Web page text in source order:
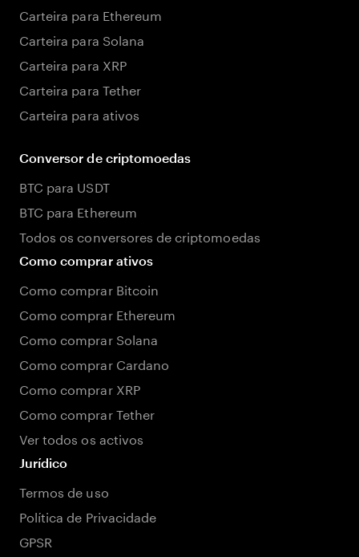
Carteira para Ethereum
Carteira para Solana
Carteira para XRP
Carteira para Tether
Carteira para ativos
Conversor de criptomoedas
BTC para USDT
BTC para Ethereum
Todos os conversores de criptomoedas
Como comprar ativos
Como comprar Bitcoin
Como comprar Ethereum
Como comprar Solana
Como comprar Cardano
Como comprar XRP
Como comprar Tether
Ver todos os activos
Jurídico
Termos de uso
Política de Privacidade
GPSR